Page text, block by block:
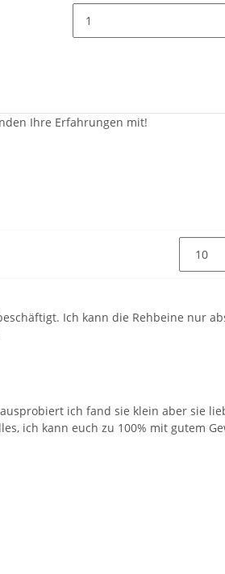
Ihre Erfahrungen mit!
Ich kann die Rehbeine nur
ich fand sie klein aber sie
ich kann euch zu 100% mit gutem